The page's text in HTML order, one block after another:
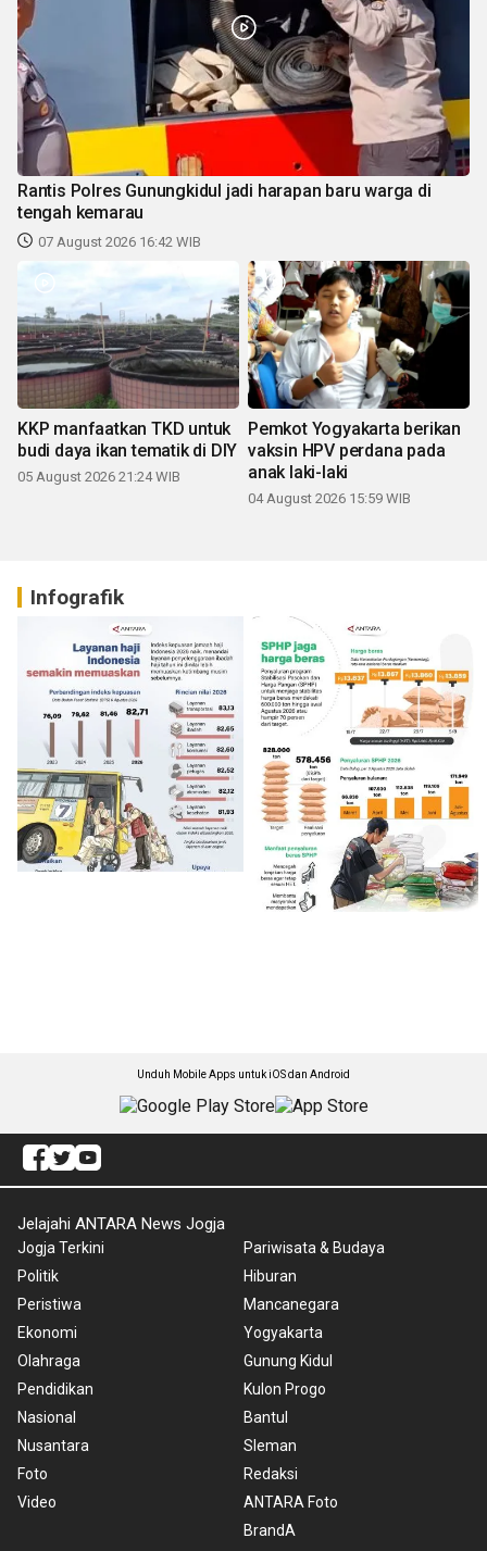
Rantis Polres Gunungkidul jadi harapan baru warga di
tengah kemarau
07 August 2026 16:42 WIB
KKP manfaatkan TKD untuk
budi daya ikan tematik di DIY
05 August 2026 21:24 WIB
Pemkot Yogyakarta berikan
vaksin HPV perdana pada
anak laki-laki
04 August 2026 15:59 WIB
Infografik
Unduh Mobile Apps untuk iOS dan Android
Jelajahi ANTARA News Jogja
Jogja Terkini
Politik
Peristiwa
Ekonomi
Olahraga
Pendidikan
Nasional
Nusantara
Foto
Video
Pariwisata & Budaya
Hiburan
Mancanegara
Yogyakarta
Gunung Kidul
Kulon Progo
Bantul
Sleman
Redaksi
ANTARA Foto
BrandA